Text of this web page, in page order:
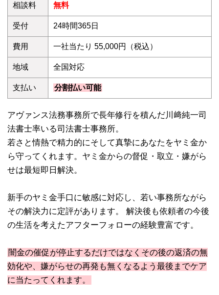
相談料 無料
受付 24時間365日
費用 一社当たり 55,000円（税込）
地域 全国対応
支払い 分割払い可能
アヴァンス法務事務所で長年修行を積んだ川﨑純一司
法書士率いる司法書士事務所。
若さと情熱で精力的にそして真摯にあなたをヤミ金か
ら守ってくれます。ヤミ金からの督促・取立・嫌がら
せは最短即日解決。
新手のヤミ金手口に敏感に対応し、若い事務所ながら
その解決力に定評があります。 解決後も依頼者の今後
の生活を考えたアフターフォローの経験豊富です。
闇金の催促が停止するだけではなくその後の返済の無
効化や、嫌がらせの再発も無くなるよう最後までケア
に当たってくれます。